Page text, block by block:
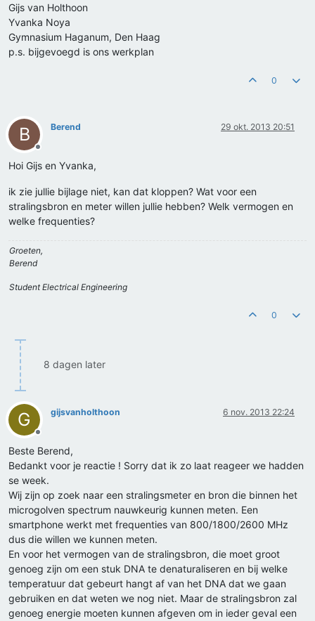
Gijs van Holthoon
Yvanka Noya
Gymnasium Haganum, Den Haag
p.s. bijgevoegd is ons werkplan
0
B
Offline
Berend 29 okt. 2013 20:51
Hoi Gijs en Yvanka,
ik zie jullie bijlage niet, kan dat kloppen? Wat voor een
stralingsbron en meter willen jullie hebben? Welk vermogen en
welke frequenties?
Groeten,
Berend
Student Electrical Engineering
0
8 dagen later
G
Offline
gijsvanholthoon 6 nov. 2013 22:24
Beste Berend,
Bedankt voor je reactie ! Sorry dat ik zo laat reageer we hadden
se week.
Wij zijn op zoek naar een stralingsmeter en bron die binnen het
microgolven spectrum nauwkeurig kunnen meten. Een
smartphone werkt met frequenties van 800/1800/2600 MHz
dus die willen we kunnen meten.
En voor het vermogen van de stralingsbron, die moet groot
genoeg zijn om een stuk DNA te denaturaliseren en bij welke
temperatuur dat gebeurt hangt af van het DNA dat we gaan
gebruiken en dat weten we nog niet. Maar de stralingsbron zal
genoeg energie moeten kunnen afgeven om in ieder geval een